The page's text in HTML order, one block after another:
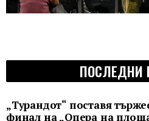
ПОСЛЕДНИ
„Турандот“ поставя
финал на „Опера на